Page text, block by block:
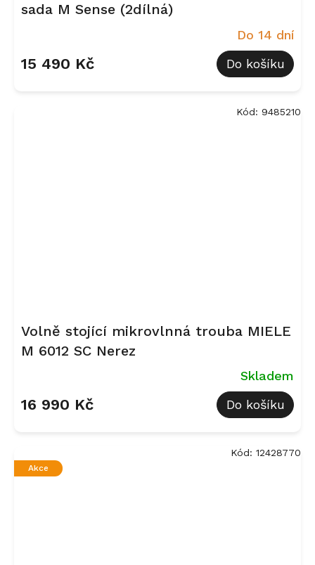
sada M Sense (2dílná)
Do 14 dní
15 490 Kč Do košíku
Volně stojící mikrovlnná trouba MIELE
M 6012 SC Nerez
Skladem
16 990 Kč Do košíku
Kód: 9485210
Akce
Kód: 12428770